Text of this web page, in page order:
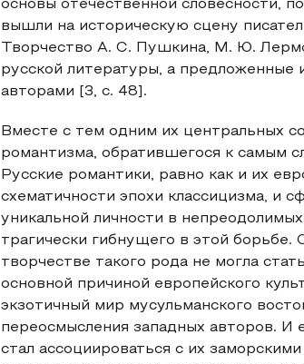
основы отечественной словесности,
вышли на историческую сцену
Творчество А. С. Пушкина, М. Ю.
русской литературы, а
авторами [3, с. 48].
Вместе с тем одним их центральных
романтизма, обратившегося к самым
Русские романтики, равно как и их
схематичности эпохи классицизма, и
уникальной личности в
трагически гибнущего в этой борьбе.
творчестве такого рода не могла
основной причиной европейского
экзотичный мир мусульманского
переосмысления западных авторов. И
стал ассоциироваться с их